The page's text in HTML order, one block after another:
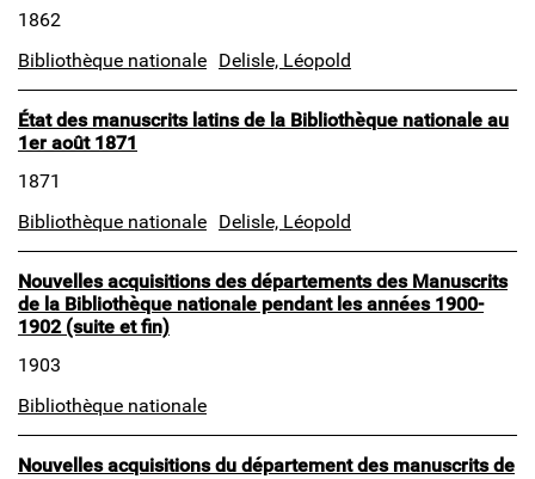
1862
Bibliothèque nationale Delisle, Léopold
État des manuscrits latins de la Bibliothèque nationale au
1er août 1871
1871
Bibliothèque nationale Delisle, Léopold
Nouvelles acquisitions des départements des Manuscrits
de la Bibliothèque nationale pendant les années 1900-
1902 (suite et fin)
1903
Bibliothèque nationale
Nouvelles acquisitions du département des manuscrits de